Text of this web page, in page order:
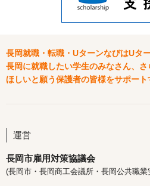
長岡就職・転職・UターンなびはUタ
長岡に就職したい学生のみなさん、
ほしいと願う保護者の皆様をサポート
運営
長岡市雇用対策協議会
(長岡市・長岡商工会議所・長岡公共職